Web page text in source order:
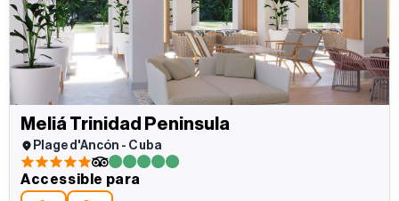
Meliá Trinidad Peninsula
Plage d'Ancón - Cuba
5 estrellas 5 estrellas
Accessible para